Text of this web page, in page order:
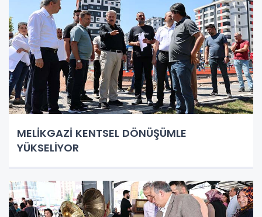
MELİKGAZİ KENTSEL DÖNÜŞÜMLE
YÜKSELİYOR